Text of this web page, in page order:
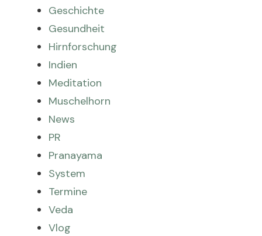
Geschichte
Gesundheit
Hirnforschung
Indien
Meditation
Muschelhorn
News
PR
Pranayama
System
Termine
Veda
Vlog